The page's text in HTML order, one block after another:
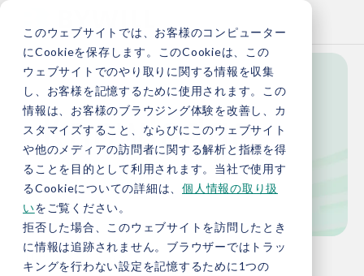
このウェブサイトでは、お客様のコンピューター
にCookieを保存します。このCookieは、この
ウェブサイトでのやり取りに関する情報を収集
し、お客様を記憶するために使用されます。この
情報は、お客様のブラウジング体験を改善し、カ
スタマイズすること、ならびにこのウェブサイト
や他のメディアの訪問者に関する解析と指標を得
ることを目的として利用されます。当社で使用す
るCookieについての詳細は、 個人情報の取り扱
いをご覧ください。
拒否した場合、このウェブサイトを訪問したとき
に情報は追跡されません。ブラウザーではトラッ
キングを行わない設定を記憶するために1つの
Knowledge
お役立ち情報
TOP お役立ち情報